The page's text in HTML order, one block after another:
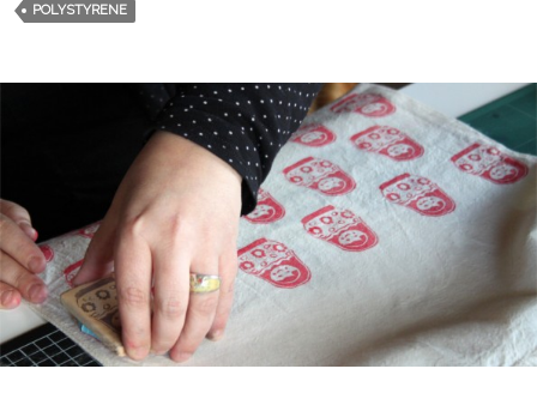
POLYSTYRENE